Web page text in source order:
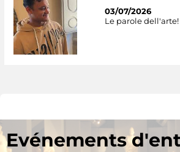
03/07/2026
Le parole dell'arte!
Evénements